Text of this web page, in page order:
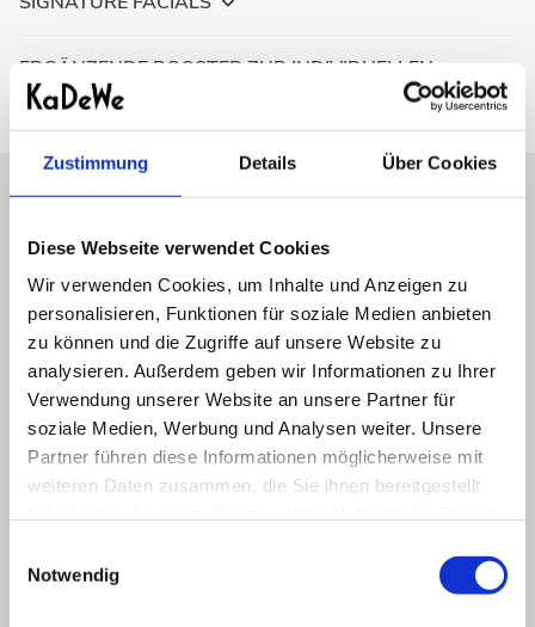
Zustimmung Details Über Cookies
Diese Webseite verwendet Cookies
Wir verwenden Cookies, um Inhalte und Anzeigen zu
personalisieren, Funktionen für soziale Medien anbieten
zu können und die Zugriffe auf unsere Website zu
analysieren. Außerdem geben wir Informationen zu Ihrer
Verwendung unserer Website an unsere Partner für
soziale Medien, Werbung und Analysen weiter. Unsere
Partner führen diese Informationen möglicherweise mit
weiteren Daten zusammen, die Sie ihnen bereitgestellt
Notwendig
ERGÄNZENDE BOOSTER ZUR INDIVIDUELLEN
VERSTÄRKUNG (NUR IN VERBINDUNG MIT EINER QMS
vor 3 Monaten
Ich habe mich sehr willkommen gefühlt und die
Behandlung war professionell und gut. Die
Räumlichkeiten sind sehr schön und man hat Zeit sich
gut zu erholen. Ich werde sicherlich wiederkommen.
Vielen Dank